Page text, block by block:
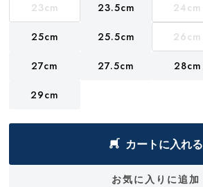
23cm 23.5cm 24cm
25cm 25.5cm 26cm
27cm 27.5cm 28cm
29cm
カートに入れる
お気に入りに追加